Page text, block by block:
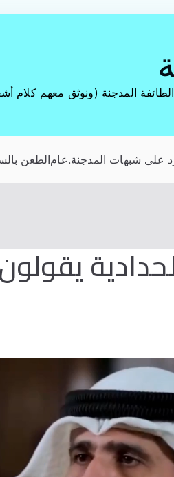
المدجنة (ونوثق معهم كلام
على شبهات المدجنة.عامالطعن